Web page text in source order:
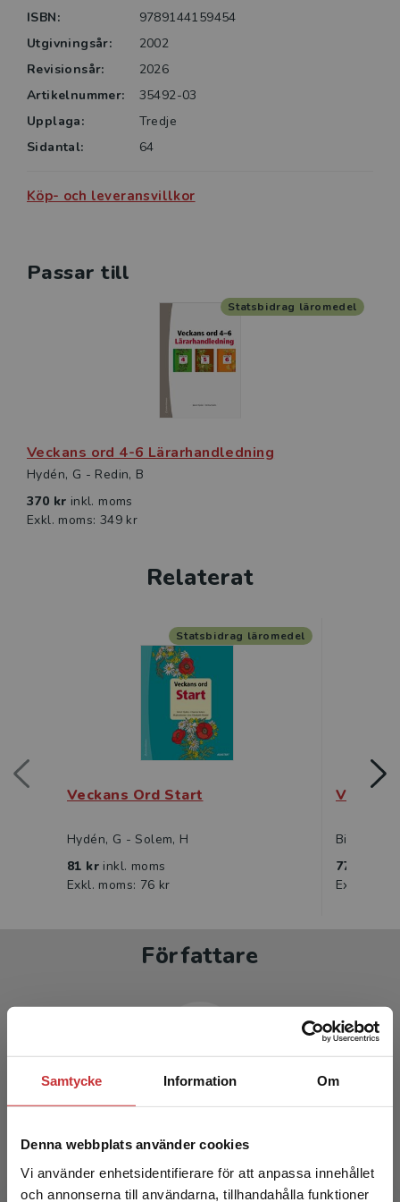
Samtycke Information Om
Denna webbplats använder cookies
Vi använder enhetsidentifierare för att anpassa innehållet
och annonserna till användarna, tillhandahålla funktioner
Kapitlen tar upp bland annat:
• dubbelteckning
• förstavelser och ändelser
• ks-, k-, ng-, sj- och s-ljudet.
stavningsreglerna utifrån en text.
ISBN:
9789144159454
Utgivningsår:
2002
Revisionsår:
2026
Artikelnummer:
35492-03
Upplaga:
Tredje
Sidantal:
64
Köp- och leveransvillkor
Passar till
Veckans ord 4-6 Lärarhandledning
Hydén, G - Redin, B
370 kr inkl. moms
Exkl. moms: 349 kr
Statsbidrag läromedel
Relaterat
Veckans Ord Start
Hydén, G - Solem, H
81 kr inkl. moms
Exkl. moms: 76 kr
Statsbidrag läromedel
Billström,
77 kr
Exkl.
Författare
Görel Hydén